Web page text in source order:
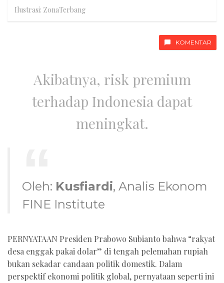
Ilustrasi: ZonaTerbang
KOMENTAR
Akibatnya, risk premium
terhadap Indonesia dapat
meningkat.
Oleh: Kusfiardi, Analis Ekonom
FINE Institute
PERNYATAAN Presiden Prabowo Subianto bahwa “rakyat
desa enggak pakai dolar” di tengah pelemahan rupiah
bukan sekadar candaan politik domestik. Dalam
perspektif ekonomi politik global, pernyataan seperti ini